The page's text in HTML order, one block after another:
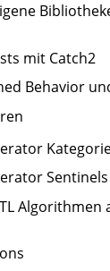
mit Catch2
Behavior
Sentinels
Algorithmen